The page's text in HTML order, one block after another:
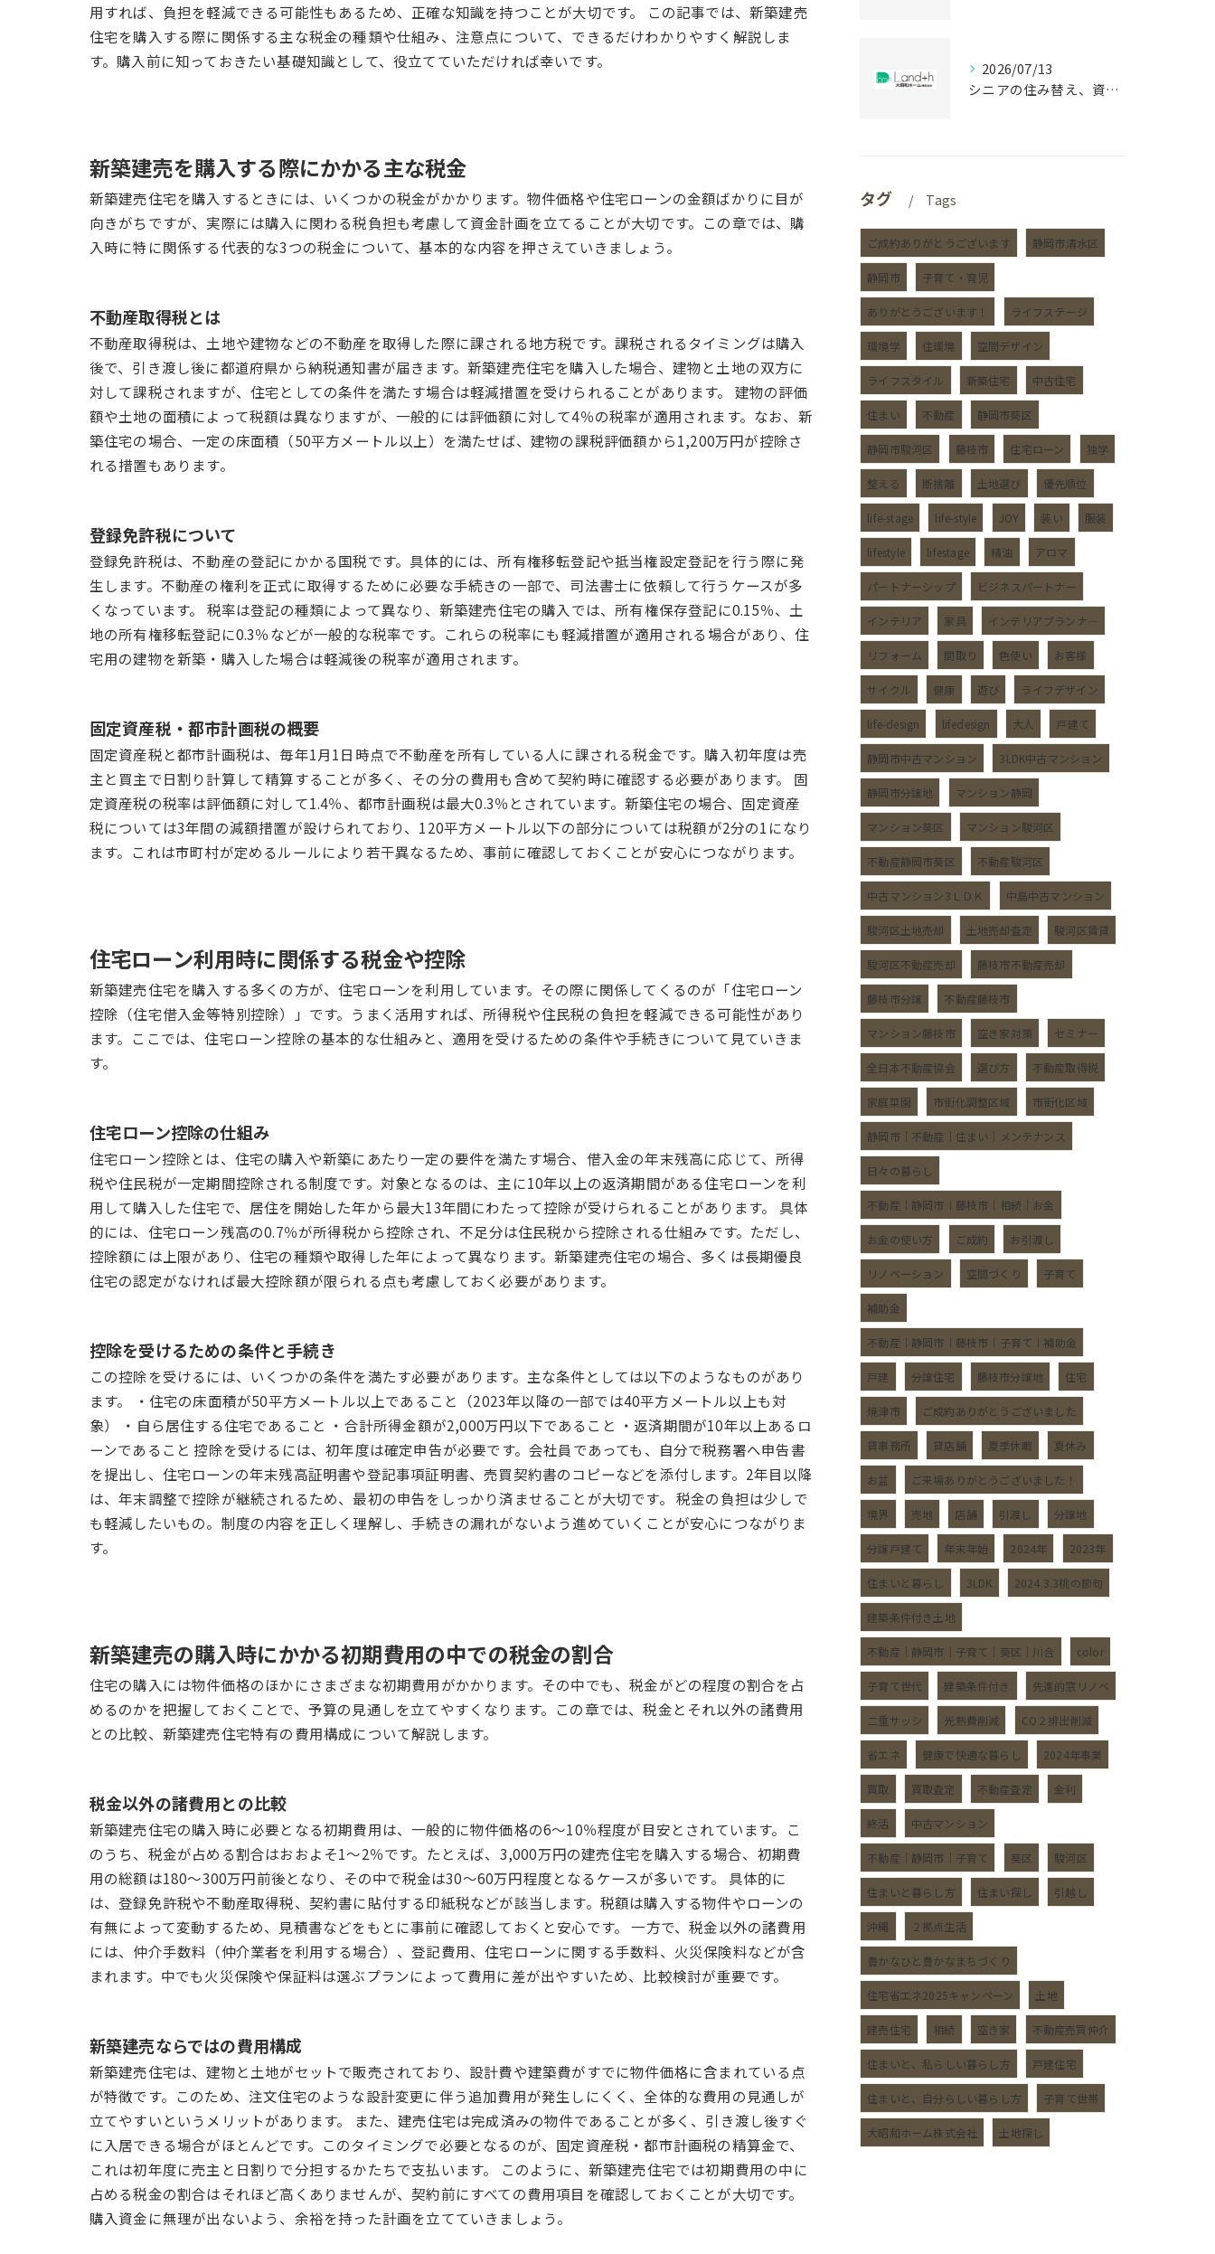
用すれば、負担を軽減できる可能性もあるため、正確な知識を持つことが大切です。 この記事では、新築建売
住宅を購入する際に関係する主な税金の種類や仕組み、注意点について、できるだけわかりやすく解説しま
す。購入前に知っておきたい基礎知識として、役立てていただければ幸いです。
新築建売を購入する際にかかる主な税金
新築建売住宅を購入するときには、いくつかの税金がかかります。物件価格や住宅ローンの金額ばかりに目が
向きがちですが、実際には購入に関わる税負担も考慮して資金計画を立てることが大切です。この章では、購
入時に特に関係する代表的な3つの税金について、基本的な内容を押さえていきましょう。
不動産取得税とは
不動産取得税は、土地や建物などの不動産を取得した際に課される地方税です。課税されるタイミングは購入
後で、引き渡し後に都道府県から納税通知書が届きます。新築建売住宅を購入した場合、建物と土地の双方に
対して課税されますが、住宅としての条件を満たす場合は軽減措置を受けられることがあります。 建物の評価
額や土地の面積によって税額は異なりますが、一般的には評価額に対して4％の税率が適用されます。なお、新
築住宅の場合、一定の床面積（50平方メートル以上）を満たせば、建物の課税評価額から1,200万円が控除さ
れる措置もあります。
登録免許税について
登録免許税は、不動産の登記にかかる国税です。具体的には、所有権移転登記や抵当権設定登記を行う際に発
生します。不動産の権利を正式に取得するために必要な手続きの一部で、司法書士に依頼して行うケースが多
くなっています。 税率は登記の種類によって異なり、新築建売住宅の購入では、所有権保存登記に0.15％、土
地の所有権移転登記に0.3％などが一般的な税率です。これらの税率にも軽減措置が適用される場合があり、住
宅用の建物を新築・購入した場合は軽減後の税率が適用されます。
固定資産税・都市計画税の概要
固定資産税と都市計画税は、毎年1月1日時点で不動産を所有している人に課される税金です。購入初年度は売
主と買主で日割り計算して精算することが多く、その分の費用も含めて契約時に確認する必要があります。 固
定資産税の税率は評価額に対して1.4％、都市計画税は最大0.3％とされています。新築住宅の場合、固定資産
税については3年間の減額措置が設けられており、120平方メートル以下の部分については税額が2分の1になり
ます。これは市町村が定めるルールにより若干異なるため、事前に確認しておくことが安心につながります。
住宅ローン利用時に関係する税金や控除
新築建売住宅を購入する多くの方が、住宅ローンを利用しています。その際に関係してくるのが「住宅ローン
控除（住宅借入金等特別控除）」です。うまく活用すれば、所得税や住民税の負担を軽減できる可能性があり
ます。ここでは、住宅ローン控除の基本的な仕組みと、適用を受けるための条件や手続きについて見ていきま
す。
住宅ローン控除の仕組み
住宅ローン控除とは、住宅の購入や新築にあたり一定の要件を満たす場合、借入金の年末残高に応じて、所得
税や住民税が一定期間控除される制度です。対象となるのは、主に10年以上の返済期間がある住宅ローンを利
用して購入した住宅で、居住を開始した年から最大13年間にわたって控除が受けられることがあります。 具体
的には、住宅ローン残高の0.7％が所得税から控除され、不足分は住民税から控除される仕組みです。ただし、
控除額には上限があり、住宅の種類や取得した年によって異なります。新築建売住宅の場合、多くは長期優良
住宅の認定がなければ最大控除額が限られる点も考慮しておく必要があります。
控除を受けるための条件と手続き
この控除を受けるには、いくつかの条件を満たす必要があります。主な条件としては以下のようなものがあり
ます。 ・住宅の床面積が50平方メートル以上であること（2023年以降の一部では40平方メートル以上も対
象） ・自ら居住する住宅であること ・合計所得金額が2,000万円以下であること ・返済期間が10年以上あるロ
ーンであること 控除を受けるには、初年度は確定申告が必要です。会社員であっても、自分で税務署へ申告書
を提出し、住宅ローンの年末残高証明書や登記事項証明書、売買契約書のコピーなどを添付します。2年目以降
は、年末調整で控除が継続されるため、最初の申告をしっかり済ませることが大切です。 税金の負担は少しで
も軽減したいもの。制度の内容を正しく理解し、手続きの漏れがないよう進めていくことが安心につながりま
す。
新築建売の購入時にかかる初期費用の中での税金の割合
住宅の購入には物件価格のほかにさまざまな初期費用がかかります。その中でも、税金がどの程度の割合を占
めるのかを把握しておくことで、予算の見通しを立てやすくなります。この章では、税金とそれ以外の諸費用
との比較、新築建売住宅特有の費用構成について解説します。
税金以外の諸費用との比較
新築建売住宅の購入時に必要となる初期費用は、一般的に物件価格の6〜10％程度が目安とされています。こ
のうち、税金が占める割合はおおよそ1〜2％です。たとえば、3,000万円の建売住宅を購入する場合、初期費
用の総額は180〜300万円前後となり、その中で税金は30〜60万円程度となるケースが多いです。 具体的に
は、登録免許税や不動産取得税、契約書に貼付する印紙税などが該当します。税額は購入する物件やローンの
有無によって変動するため、見積書などをもとに事前に確認しておくと安心です。 一方で、税金以外の諸費用
には、仲介手数料（仲介業者を利用する場合）、登記費用、住宅ローンに関する手数料、火災保険料などが含
まれます。中でも火災保険や保証料は選ぶプランによって費用に差が出やすいため、比較検討が重要です。
新築建売ならではの費用構成
新築建売住宅は、建物と土地がセットで販売されており、設計費や建築費がすでに物件価格に含まれている点
が特徴です。このため、注文住宅のような設計変更に伴う追加費用が発生しにくく、全体的な費用の見通しが
立てやすいというメリットがあります。 また、建売住宅は完成済みの物件であることが多く、引き渡し後すぐ
に入居できる場合がほとんどです。このタイミングで必要となるのが、固定資産税・都市計画税の精算金で、
これは初年度に売主と日割りで分担するかたちで支払います。 このように、新築建売住宅では初期費用の中に
占める税金の割合はそれほど高くありませんが、契約前にすべての費用項目を確認しておくことが大切です。
購入資金に無理が出ないよう、余裕を持った計画を立てていきましょう。
2026/07/13
シニアの住み替え、資金不足を防ぐ意外な盲点
タグ Tags
ご成約ありがとうございます 静岡市清水区
静岡市 子育て・育児
ありがとうございます！ ライフステージ
環境学 住環境 空間デザイン
ライフスタイル 新築住宅 中古住宅
住まい 不動産 静岡市葵区
静岡市駿河区 藤枝市 住宅ローン 独学
整える 断捨離 土地選び 優先順位
life-stage life-style JOY 装い 服装
lifestyle lifestage 精油 アロマ
パートナーシップ ビジネスパートナー
インテリア 家具 インテリアプランナ―
リフォーム 間取り 色使い お客様
サイクル 健康 遊び ライフデザイン
life-design lifedesign 大人 戸建て
静岡市中古マンション 3LDK中古マンション
静岡市分譲地 マンション静岡
マンション葵区 マンション駿河区
不動産静岡市葵区 不動産駿河区
中古マンション3ＬＤＫ 中島中古マンション
駿河区土地売却 土地売却査定 駿河区賃貸
駿河区不動産売却 藤枝市不動産売却
藤枝市分譲 不動産藤枝市
マンション藤枝市 空き家対策 セミナー
全日本不動産協会 選び方 不動産取得税
家庭菜園 市街化調整区域 市街化区域
静岡市｜不動産｜住まい｜メンテナンス
日々の暮らし
不動産｜静岡市｜藤枝市｜相続｜お金
お金の使い方 ご成約 お引渡し
リノベーション 空間づくり 子育て
補助金
不動産｜静岡市｜藤枝市｜子育て｜補助金
戸建 分譲住宅 藤枝市分譲地 住宅
焼津市 ご成約ありがとうございました
貸事務所 貸店舗 夏季休暇 夏休み
お盆 ご来場ありがとうございました！
境界 売地 店舗 引渡し 分譲地
分譲戸建て 年末年始 2024年 2023年
住まいと暮らし 3LDK 2024.3.3桃の節句
建築条件付き土地
不動産｜静岡市｜子育て｜葵区｜川合 color
子育て世代 建築条件付き 先進的窓リノベ
二重サッシ 光熱費削減 CO２排出削減
省エネ 健康で快適な暮らし 2024年事業
買取 買取査定 不動産査定 金利
終活 中古マンション
不動産｜静岡市｜子育て 葵区 駿河区
住まいと暮らし方 住まい探し 引越し
沖縄 ２拠点生活
豊かなひと豊かなまちづくり
住宅省エネ2025キャンペーン 土地
建売住宅 相続 空き家 不動産売買仲介
住まいと、私らしい暮らし方 戸建住宅
住まいと、自分らしい暮らし方 子育て世帯
大昭和ホーム株式会社 土地探し